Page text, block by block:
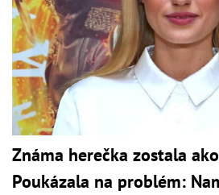
Známa herečka zostala
Poukázala na problém: